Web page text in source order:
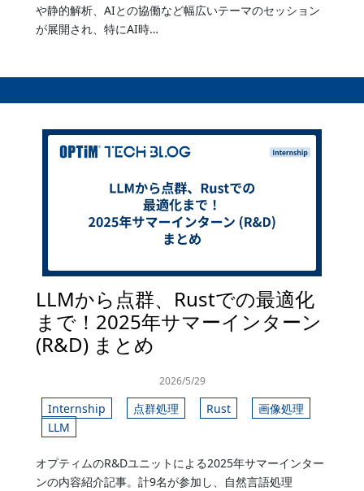
や静的解析、AIとの協働など幅広いテーマのセッション
が展開され、特にAI時…
LLMから点群、Rustでの最適化
まで！2025年サマーインターン
(R&D) まとめ
2026/5/29
Internship 点群処理 Rust
画像処理
LLM
オプティムのR&Dユニットによる2025年サマーインター
ンの内容紹介記事。計9名が参加し、自然言語処理